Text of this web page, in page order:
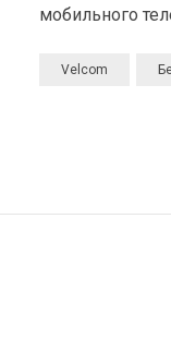
мобильного
Velcom